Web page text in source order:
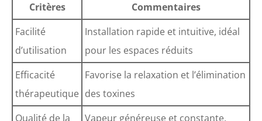
Critères
Commentaires
Facilité
d’utilisation
Installation rapide et intuitive, idéal
pour les espaces réduits
Efficacité
thérapeutique
Favorise la relaxation et l’élimination
des toxines
Qualité de la
Vapeur généreuse et constante,